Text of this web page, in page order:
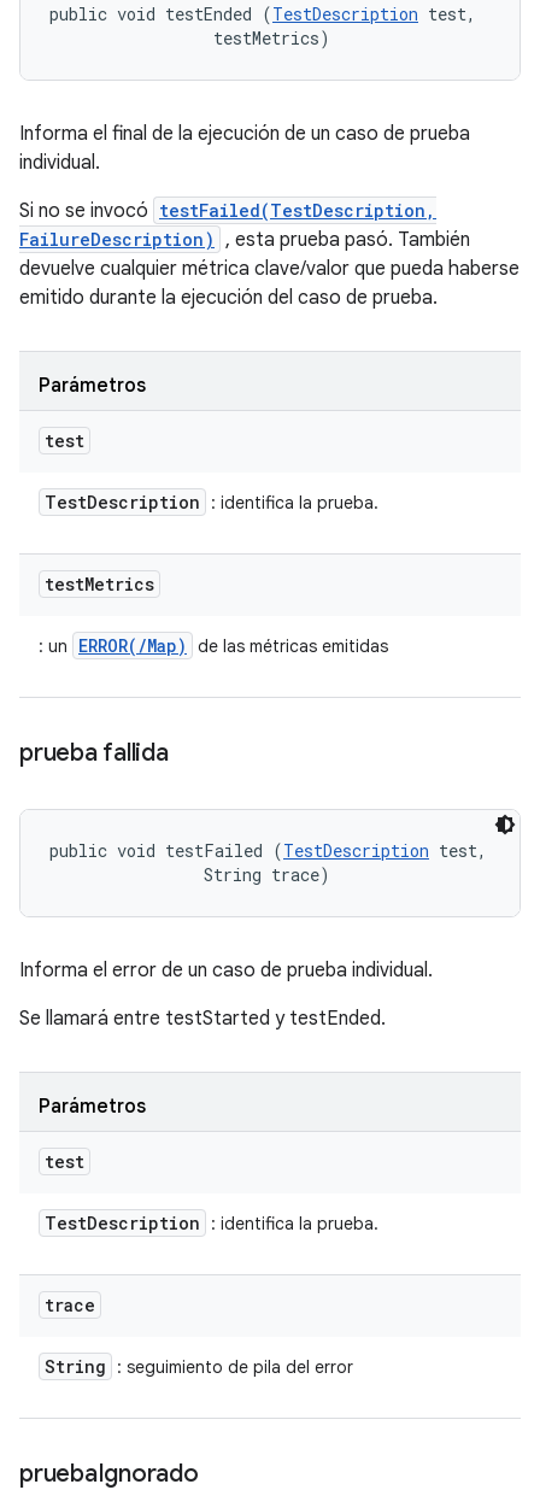
public void testEnded (TestDescription test,
testMetrics)
Informa el final de la ejecución de un caso de prueba
individual.
Si no se invocó testFailed(TestDescription,
FailureDescription) , esta prueba pasó. También
devuelve cualquier métrica clave/valor que pueda haberse
emitido durante la ejecución del caso de prueba.
Parámetros
test
TestDescription : identifica la prueba.
testMetrics
: un ERROR(/Map) de las métricas emitidas
prueba fallida
public void testFailed (TestDescription test,
                String trace)
Informa el error de un caso de prueba individual.
Se llamará entre testStarted y testEnded.
Parámetros
test
TestDescription : identifica la prueba.
trace
String : seguimiento de pila del error
pruebaIgnorado